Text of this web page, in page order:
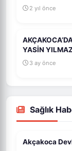
2 yıl önce
YASİN
3 ay önce
Sağlık
Akçakoca